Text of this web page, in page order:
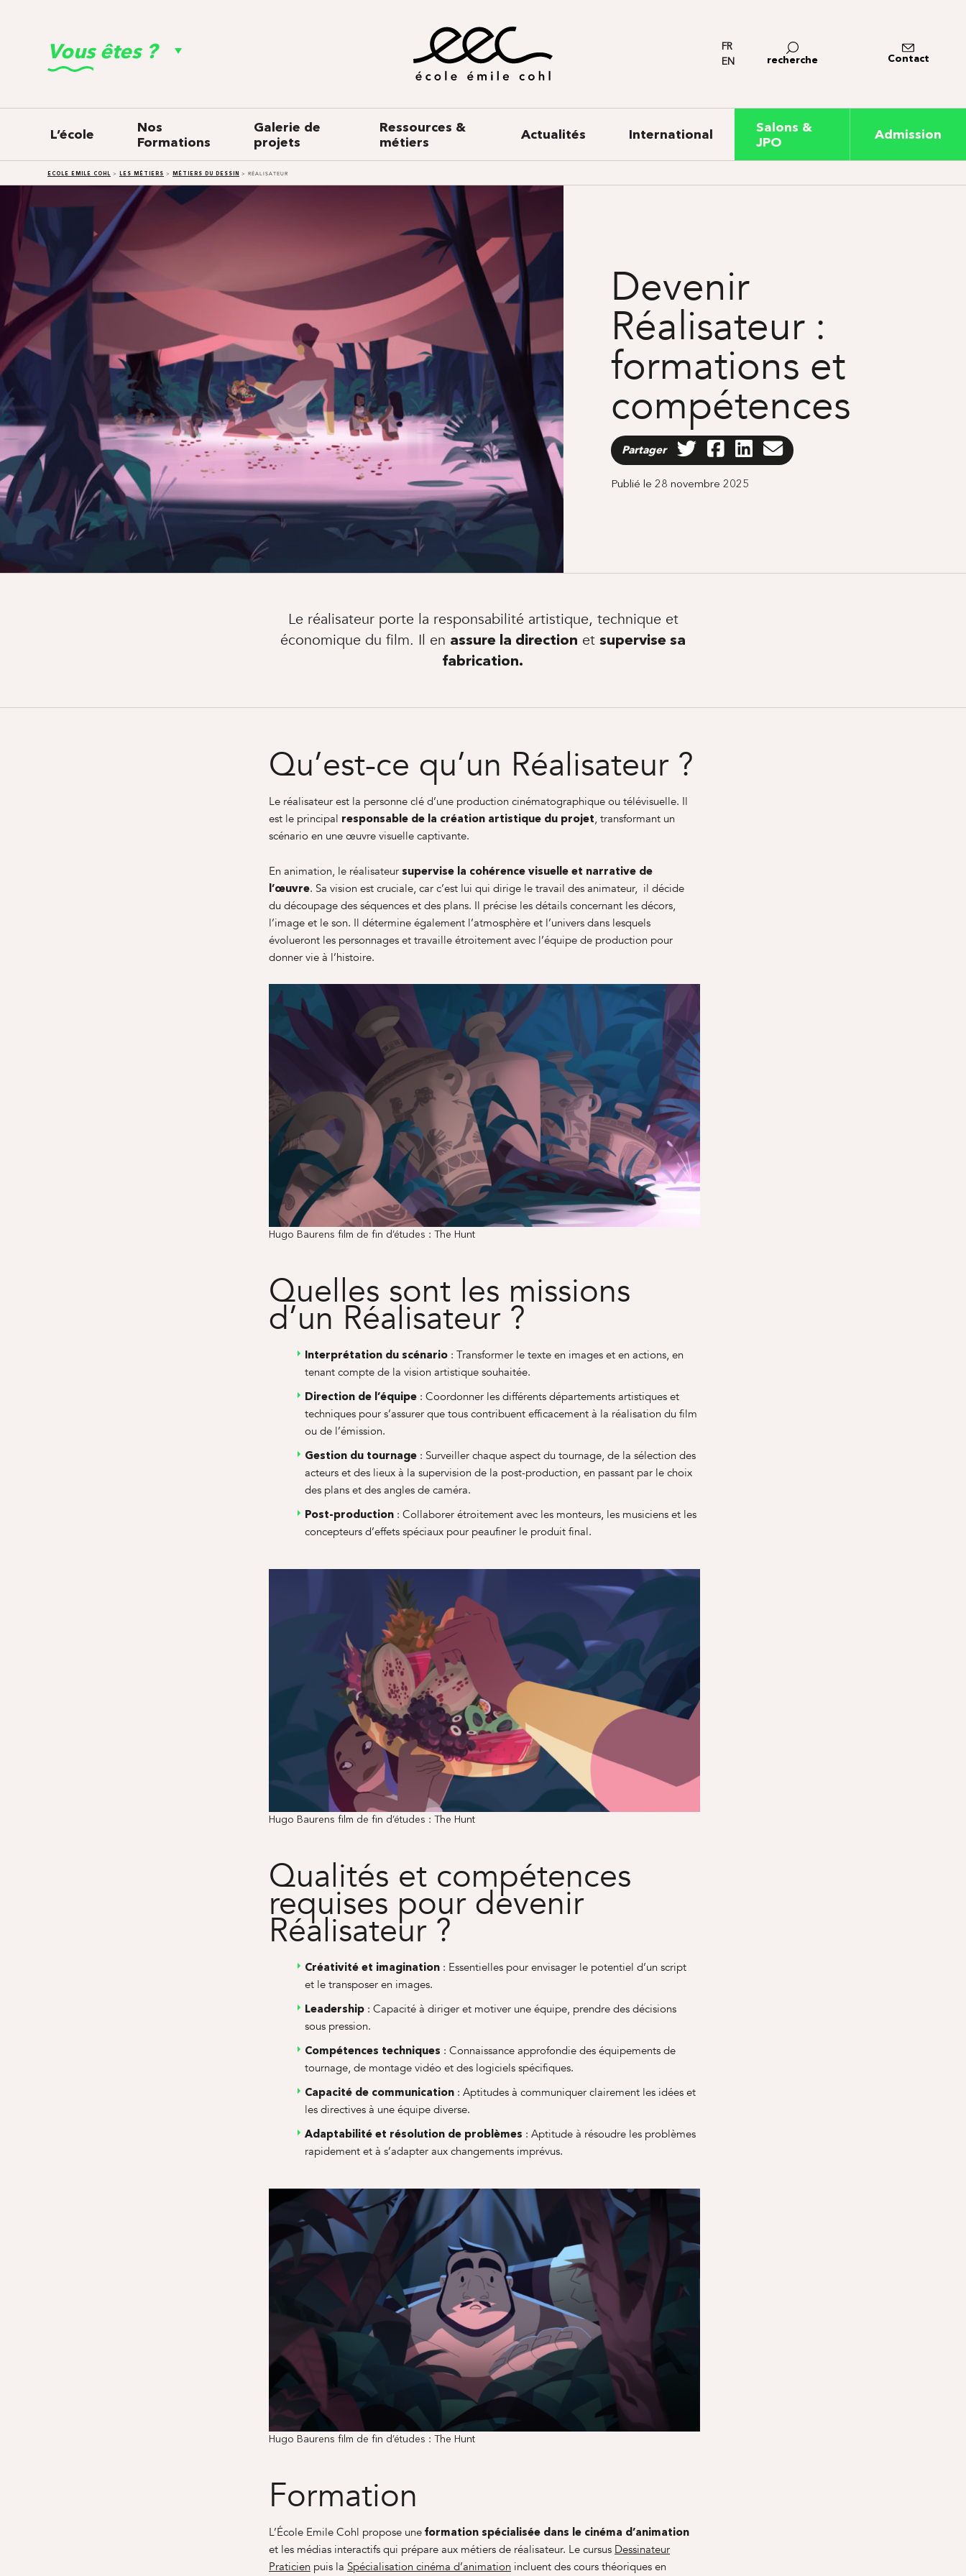
Vous êtes ?
FR
EN
recherche Contact
L’école
Nos
Formations
Galerie de
projets
Ressources &
métiers
Actualités International
Salons &
JPO
Admission
ECOLE EMILE COHL > LES MÉTIERS > MÉTIERS DU DESSIN > RÉALISATEUR
Devenir
Réalisateur :
formations et
compétences
Partager
Publié le 28 novembre 2025
Le réalisateur porte la responsabilité artistique, technique et
économique du film. Il en assure la direction et supervise sa
fabrication.
Qu’est-ce qu’un Réalisateur ?
Le réalisateur est la personne clé d’une production cinématographique ou télévisuelle. Il
est le principal responsable de la création artistique du projet, transformant un
scénario en une œuvre visuelle captivante.
En animation, le réalisateur supervise la cohérence visuelle et narrative de
l’œuvre. Sa vision est cruciale, car c’est lui qui dirige le travail des animateur, il décide
du découpage des séquences et des plans. Il précise les détails concernant les décors,
l’image et le son. Il détermine également l’atmosphère et l’univers dans lesquels
évolueront les personnages et travaille étroitement avec l’équipe de production pour
donner vie à l’histoire.
Hugo Baurens film de fin d’études : The Hunt
Quelles sont les missions
d’un Réalisateur ?
Interprétation du scénario : Transformer le texte en images et en actions, en
tenant compte de la vision artistique souhaitée.
Direction de l’équipe : Coordonner les différents départements artistiques et
techniques pour s’assurer que tous contribuent efficacement à la réalisation du film
ou de l’émission.
Gestion du tournage : Surveiller chaque aspect du tournage, de la sélection des
acteurs et des lieux à la supervision de la post-production, en passant par le choix
des plans et des angles de caméra.
Post-production : Collaborer étroitement avec les monteurs, les musiciens et les
concepteurs d’effets spéciaux pour peaufiner le produit final.
Hugo Baurens film de fin d’études : The Hunt
Qualités et compétences
requises pour devenir
Réalisateur ?
Créativité et imagination : Essentielles pour envisager le potentiel d’un script
et le transposer en images.
Leadership : Capacité à diriger et motiver une équipe, prendre des décisions
sous pression.
Compétences techniques : Connaissance approfondie des équipements de
tournage, de montage vidéo et des logiciels spécifiques.
Capacité de communication : Aptitudes à communiquer clairement les idées et
les directives à une équipe diverse.
Adaptabilité et résolution de problèmes : Aptitude à résoudre les problèmes
rapidement et à s’adapter aux changements imprévus.
Hugo Baurens film de fin d’études : The Hunt
Formation
L’École Emile Cohl propose une formation spécialisée dans le cinéma d’animation
et les médias interactifs qui prépare aux métiers de réalisateur. Le cursus Dessinateur
Praticien puis la Spécialisation cinéma d’animation incluent des cours théoriques en